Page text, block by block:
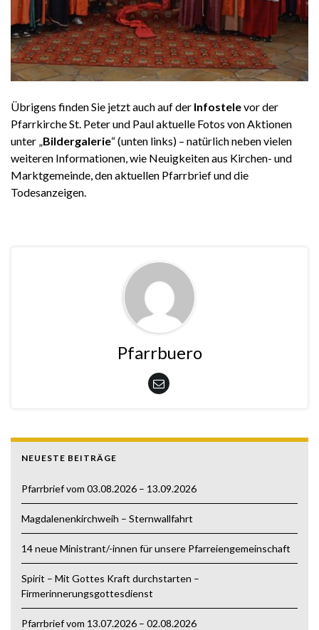
Übrigens finden Sie jetzt auch auf der Infostelevor der
Pfarrkirche St. Peter und Paul aktuelle Fotos von Aktionen
unter „Bildergalerie“ (unten links) – natürlich neben vielen
weiteren Informationen, wie Neuigkeiten aus Kirchen- und
Marktgemeinde, den aktuellen Pfarrbrief und die
Todesanzeigen.
Pfarrbuero
NEUESTE BEITRÄGE
Pfarrbrief vom 03.08.2026 – 13.09.2026
Magdalenenkirchweih – Sternwallfahrt
14 neue Ministrant/-innen für unsere Pfarreiengemeinschaft
Spirit – Mit Gottes Kraft durchstarten –
Firmerinnerungsgottesdienst
Pfarrbrief vom 13.07.2026 – 02.08.2026